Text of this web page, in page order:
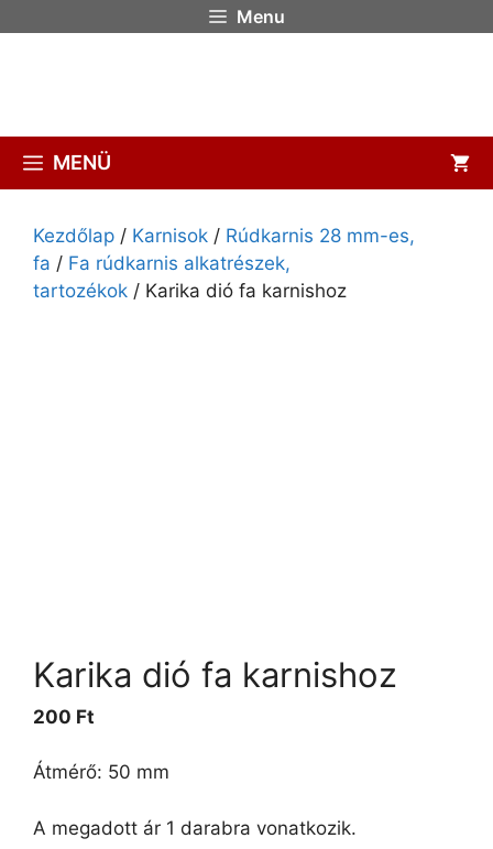
Menu
MENÜ
Kezdőlap / Karnisok / Rúdkarnis 28 mm-es,
fa / Fa rúdkarnis alkatrészek,
tartozékok / Karika dió fa karnishoz
Karika dió fa karnishoz
200 Ft
Átmérő: 50 mm
A megadott ár 1 darabra vonatkozik.